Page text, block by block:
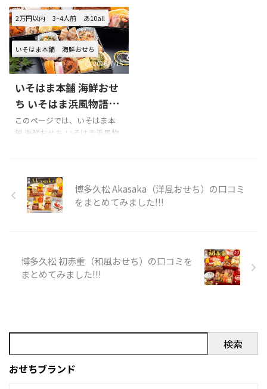
配送日１２月２９日（日）～
１２月３０日（月） このペー
ジでは、ぐっち夫婦 しあわせ
おせち 和洋折衷 二段の口コミ
を紹介します。 Xでの口コミ 悪
い口コミ 良い口コミ ぐっち夫
婦 しあわせおせち 和洋折衷 二
段を購入の際の参考に是非ど
せち 和洋折衷 二段のXでの口
筑前煮とお餅が絶品おこわに
早変わり！！【 ...
2万円以内 3~4人前 あ10all
いそはま本舗
海鮮おせち
2026/7/15
いそはま本舗 海鮮おせ
ち いそはま浜風物語
（3~4人前）の口コミ
をまとめてみました!!!
このページでは、いそはま本
舗 海鮮おせち いそはま浜風物
物語（3~4人前）を購入の際の
参考に是非どうぞ!!! いそはま本
舗 海鮮おせち いそはま浜風物
楽天等の口コミを必ずチェッ
クするようにしましょう!!! 以下
博多久松 Akasaka（洋風おせち）の口コミ
をまとめてみました!!!
博多久松 初赤重（和風おせち）の口コミを
まとめてみました!!!
検索
おせちブランド